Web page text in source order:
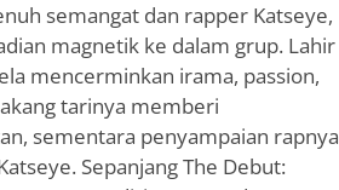
semangat dan rapper Katseye,
magnetik ke dalam grup. Lahir
mencerminkan irama, passion,
tarinya memberi
sementara penyampaian rapnya
Sepanjang The Debut: